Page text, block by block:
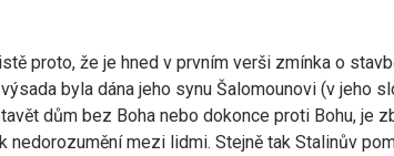
proto, že je hned v prvním verši zmínka o
byla dána jeho synu Šalomounovi (v jeho
dům bez Boha nebo dokonce proti Bohu, je
mezi lidmi. Stejně tak Stalinův